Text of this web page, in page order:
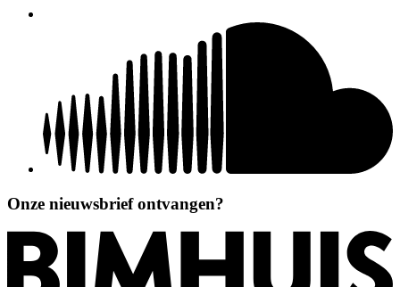
Onze nieuwsbrief ontvangen?